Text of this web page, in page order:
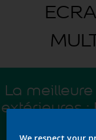
La
extérieures